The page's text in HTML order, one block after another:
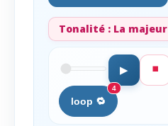
Tonalité : La majeur
▶ ⏹️
loop 🔁
4